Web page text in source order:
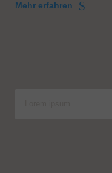
Mehr erfahren